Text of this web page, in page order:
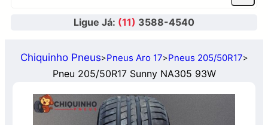
Ligue Já: (11) 3588-4540
Chiquinho Pneus>Pneus Aro 17>Pneus 205/50R17>
Pneu 205/50R17 Sunny NA305 93W